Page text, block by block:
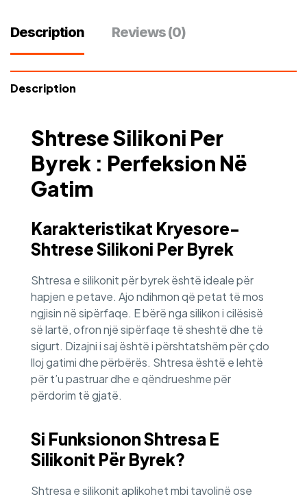
Description Reviews (0)
Description
Shtrese Silikoni Per
Byrek : Perfeksion Në
Gatim
Karakteristikat Kryesore-
Shtrese Silikoni Per Byrek
Shtresa e silikonit për byrek është ideale për
hapjen e petave. Ajo ndihmon që petat të mos
ngjisin në sipërfaqe. E bërë nga silikon i cilësisë
së lartë, ofron një sipërfaqe të sheshtë dhe të
sigurt. Dizajni i saj është i përshtatshëm për çdo
lloj gatimi dhe përbërës. Shtresa është e lehtë
për t’u pastruar dhe e qëndrueshme për
përdorim të gjatë.
Si Funksionon Shtresa E
Silikonit Për Byrek?
Shtresa e silikonit aplikohet mbi tavolinë ose